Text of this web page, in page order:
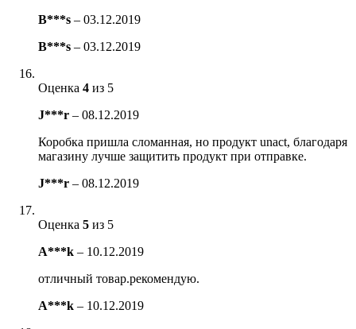
B***s – 03.12.2019
B***s – 03.12.2019
Оценка 4 из 5
J***r – 08.12.2019
Коробка пришла сломанная, но продукт unact, благодаря
магазину лучше защитить продукт при отправке.
J***r – 08.12.2019
Оценка 5 из 5
A***k – 10.12.2019
отличный товар.рекомендую.
A***k – 10.12.2019